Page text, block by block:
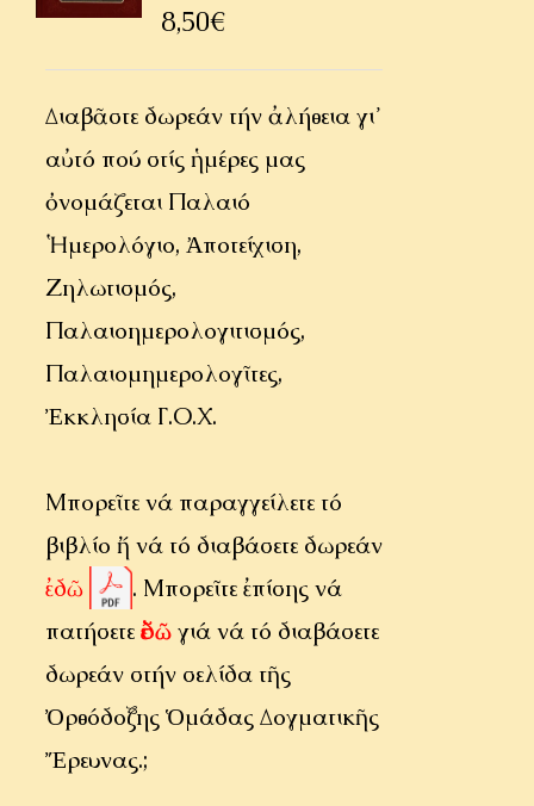
8,50€
Διαβᾶστε δωρεάν τήν ἀλήθεια γι᾿
αὐτό πού στίς ἡμέρες μας
ὀνομάζεται Παλαιό
Ἡμερολόγιο, Ἀποτείχιση,
Ζηλωτισμός,
Παλαιοημερολογιτισμός,
Παλαιομημερολογῖτες,
Ἐκκλησία Γ.Ο.Χ.
Μπορεῖτε νά παραγγείλετε τό
βιβλίο ἤ νά τό διαβάσετε δωρεάν
ἐδῶ
. Μπορεῖτε ἐπίσης νά
πατήσετεἐδῶγιά νά τό διαβάσετε
δωρεάν στήν σελίδα τῆς
Ὀρθόδοξης Ὁμάδας Δογματικῆς
Ἔρευνας.;